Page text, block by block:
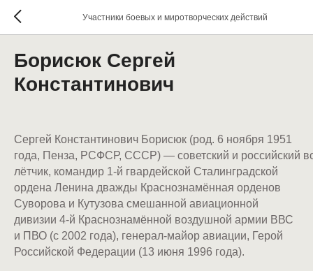
Участники боевых и миротворческих действий
Борисюк Сергей
Константинович
Сергей Константинович Борисюк (род. 6 ноября 1951
года, Пенза, РСФСР, СССР) — советский и российский
лётчик, командир 1-й гвардейской Сталинградской
ордена Ленина дважды Краснознамённая орденов
Суворова и Кутузова смешанной авиационной
дивизии 4-й Краснознамённой воздушной армии ВВС
и ПВО (с 2002 года), генерал-майор авиации, Герой
Российской Федерации (13 июня 1996 года).